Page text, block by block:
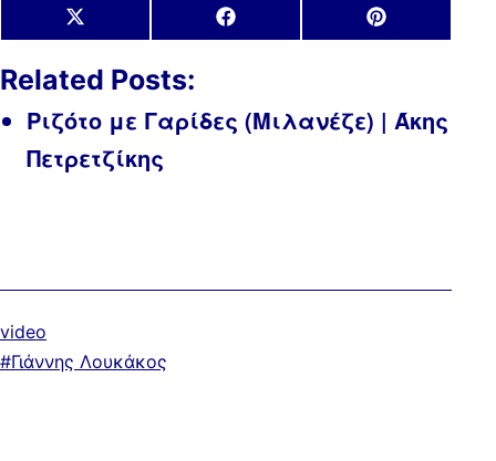
Share
on
X
(Twitter)
Share
on
Facebook
Share
on
Pinterest
Related Posts:
Ριζότο με Γαρίδες (Μιλανέζε) | Άκης
Πετρετζίκης
Κατηγοριοποιημένα
ως
video
ΜεΓιάννης Λουκάκος